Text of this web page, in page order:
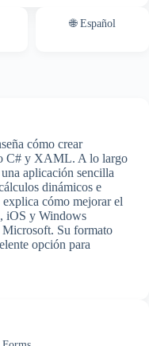
🌐 Español
cómo crear
C# y XAML. A lo largo
aplicación sencilla
dinámicos e
explica cómo mejorar el
iOS y Windows
Microsoft. Su formato
opción para